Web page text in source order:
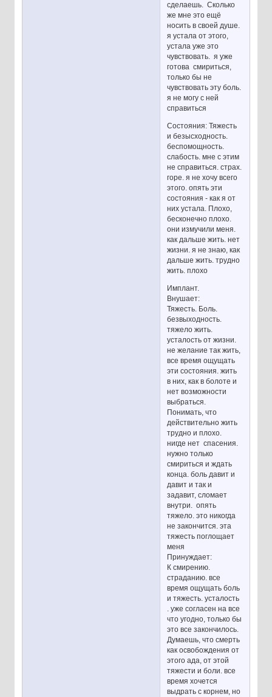
сделаешь. Сколько
же мне это ещё
носить в своей душе.
я устала от этого,
устала уже это
чувствовать. я уже
готова смириться,
только бы не
чувствовать эту боль.
я не могу с ней
справиться
Состояния: Тяжесть
и безысходность.
беспомощность.
слабость. мне с этим
не справиться. страх.
горе. я не хочу всего
этого. опять эти
состояния - как я от
них устала. Плохо,
бесконечно плохо.
они измучили меня.
как дальше жить. нет
жизни. я не знаю, как
дальше жить. трудно
жить. плохо
Имплант.
Внушает:
Тяжесть. Боль.
безвыходность.
тяжело жить.
усталость от жизни.
не желание так жить,
все время ощущать
эти состояния. жить
в них, как в болоте и
нет возможности
выбраться.
Понимать, что
действительно жить
трудно и плохо.
нигде нет спасения.
нужно только
смириться и ждать
конца. боль давит и
давит и так и
задавит, сломает
внутри. опять
тяжело. это никогда
не закончится. эта
тяжесть поглощает
меня
Принуждает:
К смирению.
страданию. все
время ощущать боль
и тяжесть. усталость
. уже согласен на все
что угодно, только бы
это все закончилось.
Думаешь, что смерть
как освобождения от
этого ада, от этой
тяжести и боли. все
время хочется
выдрать с корнем, но